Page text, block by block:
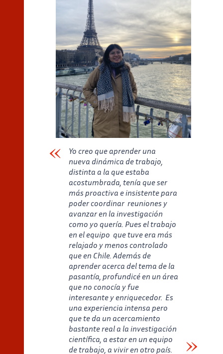
Yo creo que aprender una
nueva dinámica de trabajo,
distinta a la que estaba
acostumbrada, tenía que ser
más proactiva e insistente para
poder coordinar reuniones y
avanzar en la investigación
como yo quería. Pues el trabajo
en el equipo que tuve era más
relajado y menos controlado
que en Chile. Además de
aprender acerca del tema de la
pasantía, profundicé en un área
que no conocía y fue
interesante y enriquecedor. Es
una experiencia intensa pero
que te da un acercamiento
bastante real a la investigación
científica, a estar en un equipo
de trabajo, a vivir en otro país.